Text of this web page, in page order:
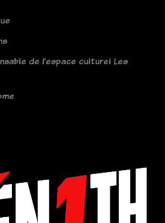
de l’espace culturel Les